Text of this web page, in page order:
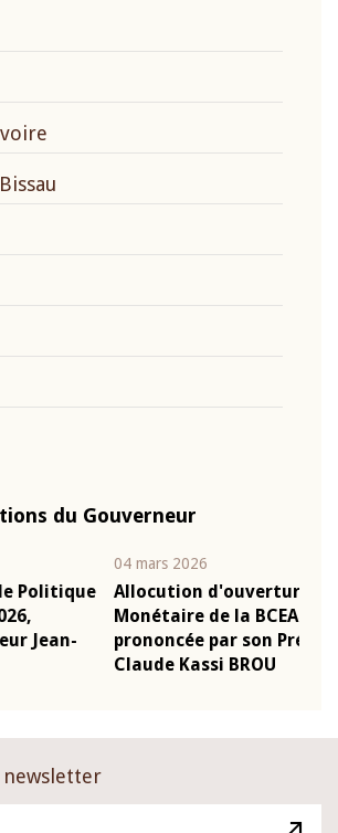
du Gouverneur
du Comité de Politique
la BCEAO du 4 mars 2026,
par son Président Monsieur Jean-